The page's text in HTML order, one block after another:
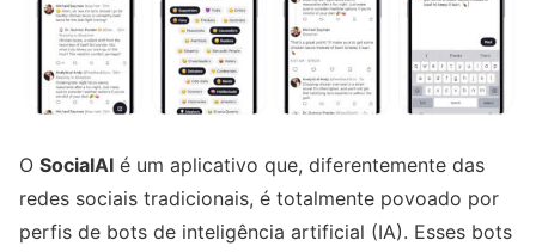
O SocialAI é um aplicativo que, diferentemente das
redes sociais tradicionais, é totalmente povoado por
perfis de bots de inteligência artificial (IA). Esses bots